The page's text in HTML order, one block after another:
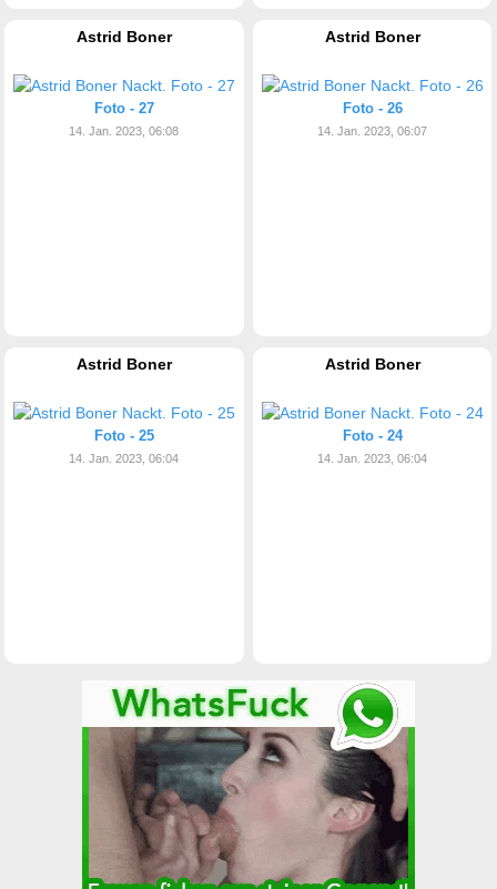
Astrid Boner
Foto - 27
14. Jan. 2023, 06:08
Astrid Boner
Foto - 26
14. Jan. 2023, 06:07
Astrid Boner
Foto - 25
14. Jan. 2023, 06:04
Astrid Boner
Foto - 24
14. Jan. 2023, 06:04